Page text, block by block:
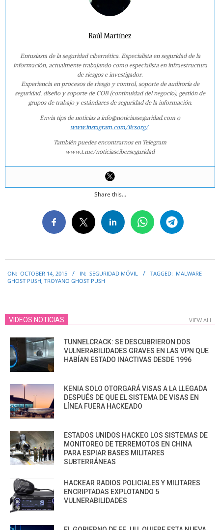
Raúl Martínez
Entusiasta de la seguridad cibernética. Especialista en seguridad de la
información, actualmente trabajando como especialista en infraestructura
de riesgos e investigador.
Experiencia en procesos de riesgo y control, soporte de auditoría de
seguridad, diseño y soporte de COB (continuidad del negocio), gestión de
grupos de trabajo y estándares de seguridad de la información.
Envía tips de noticias a info@noticiasseguridad.com o
www.instagram.com/iicsorg/.
También puedes encontrarnos en Telegram
www.t.me/noticiasciberseguridad
Share this...
10-
ON: OCTOBER 14, 2015 IN: SEGURIDAD MÓVIL TAGGED: MALWARE
GHOST PUSH TROYANO GHOST PUSH
VIDEOS NOTICIAS VIEW ALL
TUNNELCRACK: SE DESCUBRIERON DOS
VULNERABILIDADES GRAVES EN LAS VPN QUE
HABÍAN ESTADO INACTIVAS DESDE 1996
KENIA SOLO OTORGARÁ VISAS A LA LLEGADA
DESPUÉS DE QUE EL SISTEMA DE VISAS EN
LÍNEA FUERA HACKEADO
ESTADOS UNIDOS HACKEO LOS SISTEMAS DE
MONITOREO DE TERREMOTOS EN CHINA
PARA ESPIAR BASES MILITARES
SUBTERRÁNEAS
HACKEAR RADIOS POLICIALES Y MILITARES
ENCRIPTADAS EXPLOTANDO 5
VULNERABILIDADES